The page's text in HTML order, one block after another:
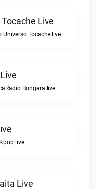
Live
Universo Tocache live
Bongara live
live
Live